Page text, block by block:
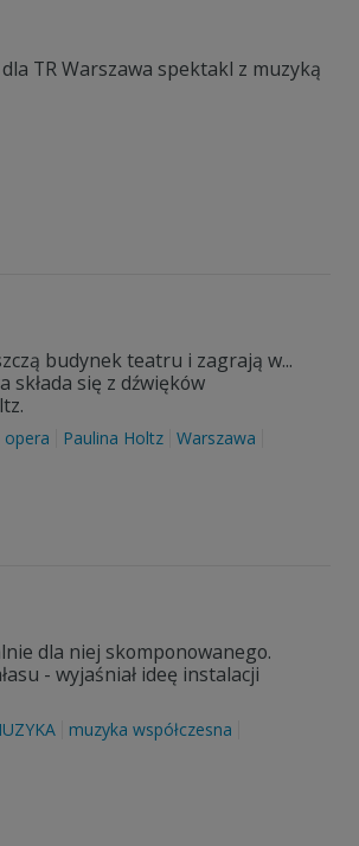
TR Warszawa spektakl z muzyką
budynek teatru i zagrają w...
składa się z dźwięków
opera Paulina Holtz Warszawa
dla niej skomponowanego.
- wyjaśniał ideę instalacji
muzyka współczesna